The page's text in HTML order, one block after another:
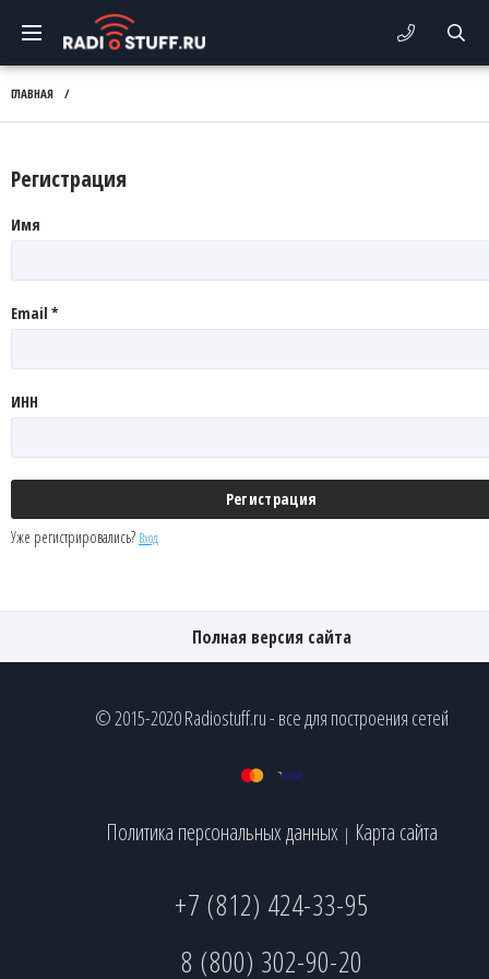
ГЛАВНАЯ /
Регистрация
Имя
Email *
ИНН
Уже регистрировались? Вход
Полная версия сайта
© 2015-2020 Radiostuff.ru - все для построения сетей
Политика персональных данных | Карта сайта
+7 (812) 424-33-95
8 (800) 302-90-20